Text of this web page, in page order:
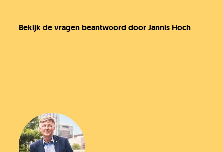
Bekijk de vragen beantwoord door Jannis Hoch